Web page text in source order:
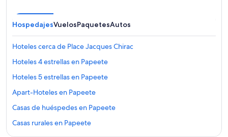
HospedajesVuelosPaquetesAutos
Hoteles cerca de Place Jacques Chirac
Hoteles 4 estrellas en Papeete
Hoteles 5 estrellas en Papeete
Apart-Hoteles en Papeete
Casas de huéspedes en Papeete
Casas rurales en Papeete